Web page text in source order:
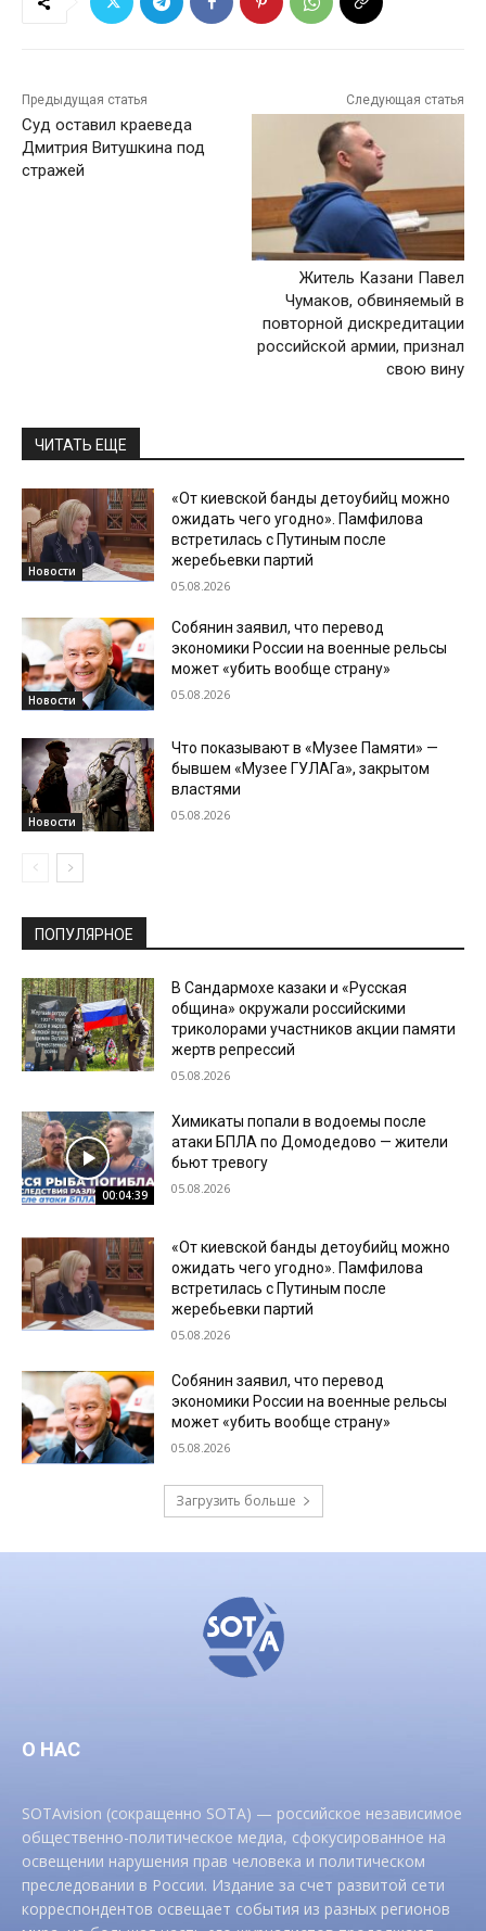
Предыдущая статья
Суд оставил краеведа
Дмитрия Витушкина под
стражей
Следующая статья
Житель Казани Павел
Чумаков, обвиняемый в
повторной дискредитации
российской армии, признал
свою вину
ЧИТАТЬ ЕЩЕ
Новости
«От киевской банды детоубийц можно
ожидать чего угодно». Памфилова
встретилась с Путиным после
жеребьевки партий
05.08.2026
Новости
Собянин заявил, что перевод
экономики России на военные рельсы
может «убить вообще страну»
05.08.2026
Новости
Что показывают в «Музее Памяти» —
бывшем «Музее ГУЛАГа», закрытом
властями
05.08.2026
ПОПУЛЯРНОЕ
В Сандармохе казаки и «Русская
община» окружали российскими
триколорами участников акции памяти
жертв репрессий
05.08.2026
00:04:39
Химикаты попали в водоемы после
атаки БПЛА по Домодедово — жители
бьют тревогу
05.08.2026
«От киевской банды детоубийц можно
ожидать чего угодно». Памфилова
встретилась с Путиным после
жеребьевки партий
05.08.2026
Собянин заявил, что перевод
экономики России на военные рельсы
может «убить вообще страну»
05.08.2026
Загрузить больше
О НАС
SOTAvision (сокращенно SOTA) — российское независимое
общественно-политическое медиа, сфокусированное на
освещении нарушения прав человека и политическом
преследовании в России. Издание за счет развитой сети
корреспондентов освещает события из разных регионов